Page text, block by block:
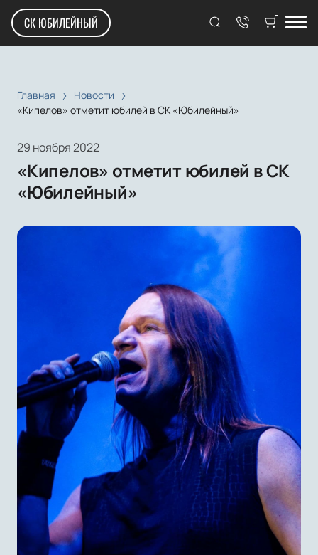
СК ЮБИЛЕЙНЫЙ
Главная
Новости
«Кипелов» отметит юбилей в СК «Юбилейный»
29 ноября 2022
«Кипелов» отметит юбилей в СК
«Юбилейный»